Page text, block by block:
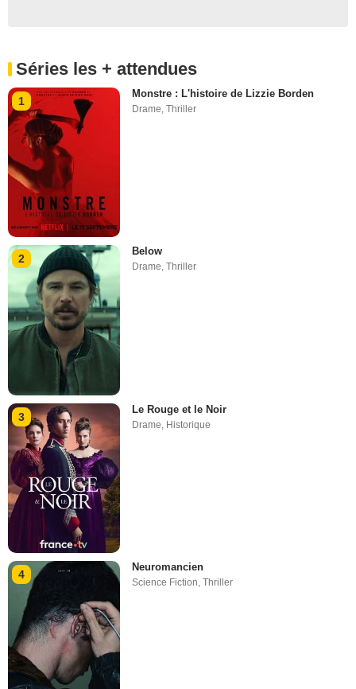
Séries les + attendues
1
Monstre : L'histoire de Lizzie Borden
Drame,Thriller
2
Below
Drame,Thriller
3
Le Rouge et le Noir
Drame Historique
4
Neuromancien
Science Fiction,Thriller